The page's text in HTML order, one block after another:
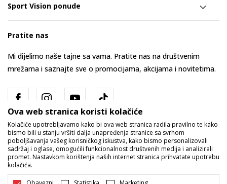
Sport Vision ponude
Pratite nas
Mi dijelimo naše tajne sa vama. Pratite nas na društvenim
mrežama i saznajte sve o promocijama, akcijama i novitetima.
Bosna i Hercegovina Promijenite
Ova web stranica koristi kolačiće
Kolačiće upotrebljavamo kako bi ova web stranica radila pravilno te kako
bismo bili u stanju vršiti dalja unapređenja stranice sa svrhom
poboljšavanja vašeg korisničkog iskustva, kako bismo personalizovali
sadržaj i oglase, omogućili funkcionalnost društvenih medija i analizirali
promet. Nastavkom korištenja naših internet stranica prihvatate upotrebu
kolačića.